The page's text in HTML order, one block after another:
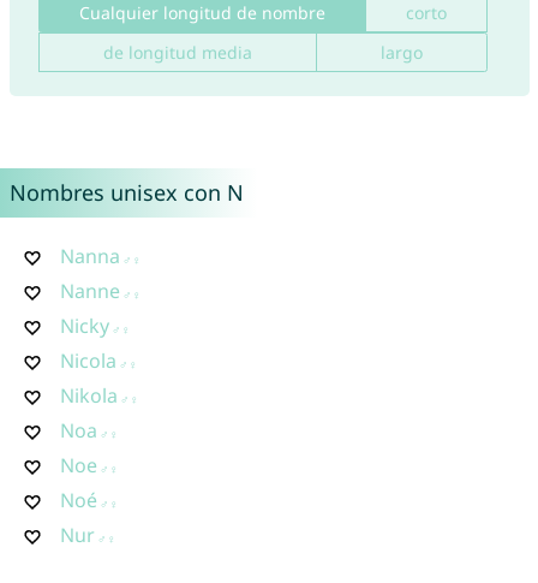
Cualquier longitud de nombre
corto
de longitud media
largo
Nombres unisex con N
Nanna
Nanne
Nicky
Nicola
Nikola
Noa
Noe
Noé
Nur